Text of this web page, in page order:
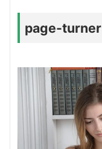
page-turner